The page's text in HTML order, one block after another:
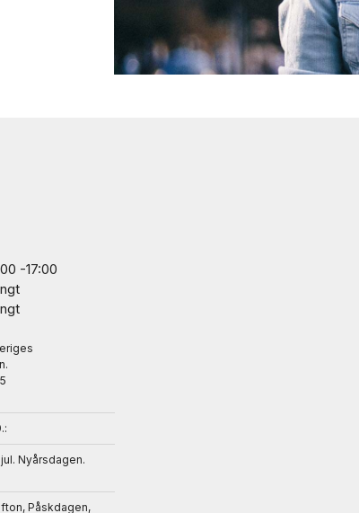
-17:00
Nyårsdagen.
Påskdagen,